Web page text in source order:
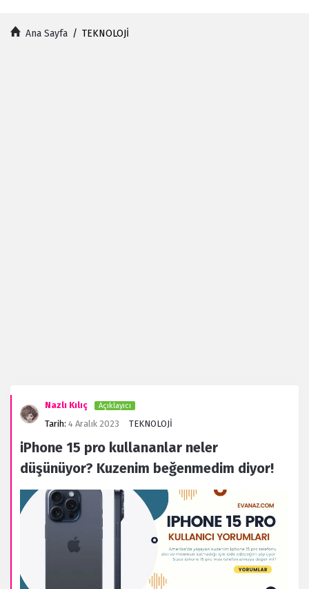
Ana Sayfa / TEKNOLOJİ
Evanaz.com
Latest
Forum
Nazlı Kılıç Açıklayıcı
Tarih: 4 Aralık 2023 TEKNOLOJİ
iPhone 15 pro kullananlar neler
düşünüyor? Kuzenim beğenmedim diyor!